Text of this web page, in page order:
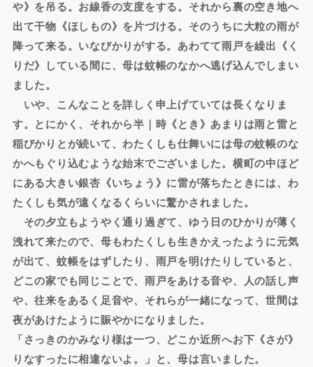
や》を吊る。お線香の支度をする。それから裏の空き地へ
出て干物《ほしもの》を片づける。そのうちに大粒の雨が
降って来る。いなびかりがする。あわてて雨戸を繰出《く
りだ》している間に、母は蚊帳のなかへ逃げ込んでしまい
ました。
いや、こんなことを詳しく申上げていては長くなりま
す。とにかく、それから半｜時《とき》あまりは雨と雷と
稲びかりとが続いて、わたくしも仕舞いには母の蚊帳のな
かへもぐり込むような始末でございました。横町の中ほど
にある大きい銀杏《いちょう》に雷が落ちたときには、わ
たくしも気が遠くなるくらいに驚かされました。
その夕立もようやく通り過ぎて、ゆう日のひかりが薄く
洩れて来たので、母もわたくしも生きかえったように元気
が出て、蚊帳をはずしたり、雨戸を明けたりしていると、
どこの家でも同じことで、雨戸をあける音や、人の話し声
や、往来をあるく足音や、それらが一緒になって、世間は
夜があけたように賑やかになりました。
「さっきのかみなり様は一つ、どこか近所へお下《さが》
りなすったに相違ないよ。」と、母は言いました。